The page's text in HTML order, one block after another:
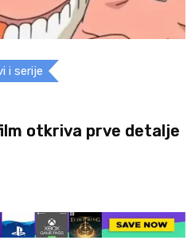
i serije
otkriva prve detalje